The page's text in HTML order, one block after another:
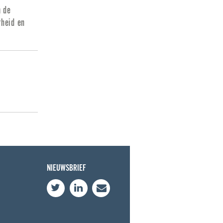
de
en
NIEUWSBRIEF